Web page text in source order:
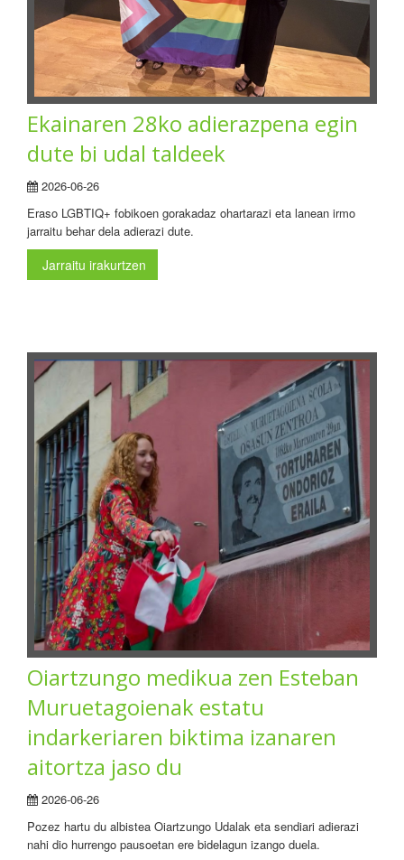
Ekainaren 28ko adierazpena egin
dute bi udal taldeek
2026-06-26
Eraso LGBTIQ+ fobikoen gorakadaz ohartarazi eta lanean irmo
jarraitu behar dela adierazi dute.
Jarraitu irakurtzen
Oiartzungo medikua zen Esteban
Muruetagoienak estatu
indarkeriaren biktima izanaren
aitortza jaso du
2026-06-26
Pozez hartu du albistea Oiartzungo Udalak eta sendiari adierazi
nahi dio hurrengo pausoetan ere bidelagun izango duela.